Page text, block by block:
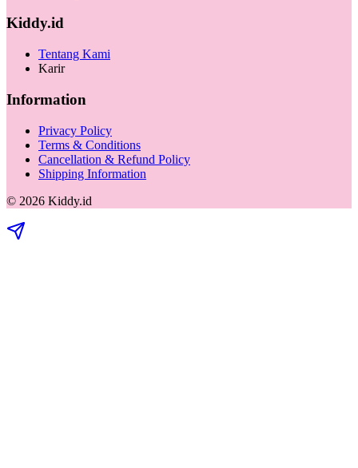
Kiddy.id
Tentang Kami
Karir
Information
Privacy Policy
Terms & Conditions
Cancellation & Refund Policy
Shipping Information
© 2026 Kiddy.id